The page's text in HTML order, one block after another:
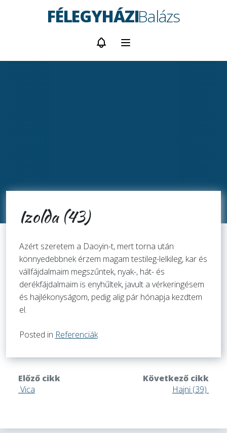
Izolda (43)
Azért szeretem a Daoyin-t, mert torna után
könnyedebbnek érzem magam testileg-lelkileg, kar és
vállfájdalmaim megszűntek, nyak-, hát- és
derékfájdalmaim is enyhűltek, javult a vérkeringésem
és hajlékonyságom, pedig alig pár hónapja kezdtem
el.
Posted in Referenciák
Előző cikk
Vica
Következő cikk
Hajni (39)
FÉLEGYHÁZIBalázs